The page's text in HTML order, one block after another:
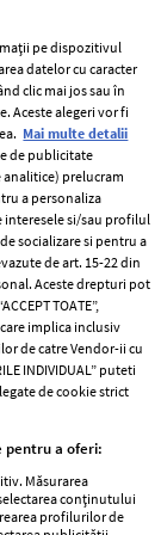
conditii
pe dispozitivul
datelor cu caracter
clic mai jos sau în
Aceste alegeri vor fi
Mai multe detalii
de publicitate
prelucram
a personaliza
si/sau profilul
socializare si pentru a
de art. 15-22 din
Aceste drepturi pot
TOATE”,
implica inclusiv
de catre Vendor-ii cu
INDIVIDUAL” puteti
de cookie strict
pentru a oferi:
Măsurarea
conținutului
profilurilor de